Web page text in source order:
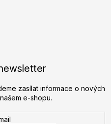
zasílat informace o nových
e-shopu.